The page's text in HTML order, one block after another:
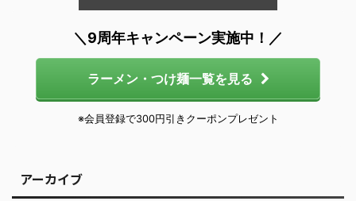
＼9周年キャンペーン実施中！／
ラーメン・つけ麺一覧を見る
※会員登録で300円引きクーポンプレゼント
アーカイブ